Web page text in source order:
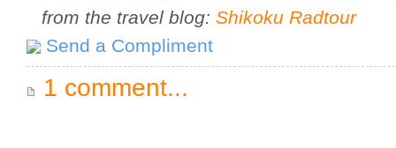
from the travel blog: Shikoku Radtour
Send a Compliment
1 comment...